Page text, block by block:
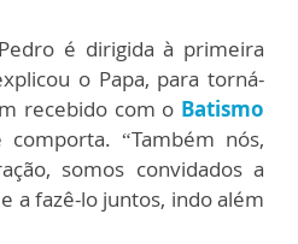
é dirigida à primeira
o Papa, para torná-
recebido com o Batismo
“Também nós,
somos convidados a
a fazê-lo juntos, indo além